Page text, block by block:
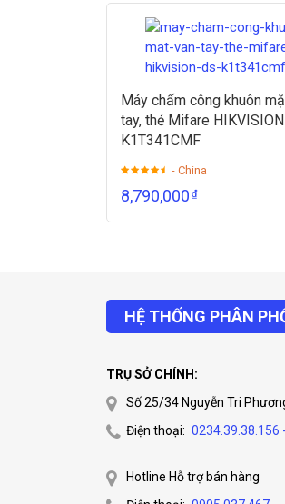
Máy chấm công khuôn
tay, thẻ Mifare
K1T341CMF
- China
8,790,000₫
HỆ THỐNG PHÂN
TRỤ SỞ CHÍNH:
Số 25/34 Nguyễn Tri
Điện thoại: 0234.39.38.156
Hotline Hỗ trợ bán hàng